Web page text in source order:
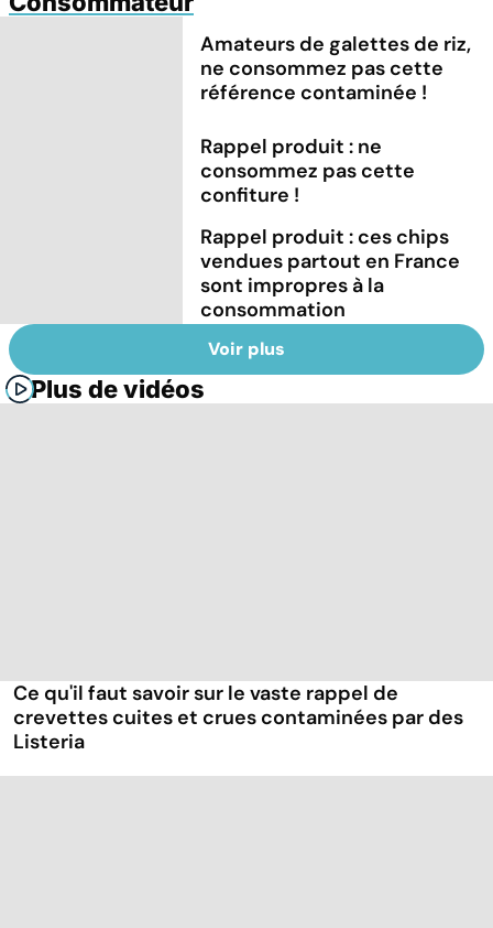
Amateurs de galettes de riz,
ne consommez pas cette
référence contaminée !
Rappel produit : ne
consommez pas cette
confiture !
Rappel produit : ces chips
vendues partout en France
sont impropres à la
consommation
Voir plus
Plus de vidéos
Ce qu'il faut savoir sur le vaste rappel de
crevettes cuites et crues contaminées par des
Listeria